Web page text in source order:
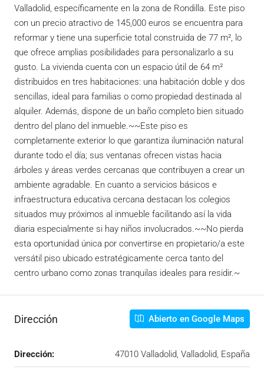
Valladolid, específicamente en la zona de Rondilla. Este piso
con un precio atractivo de 145,000 euros se encuentra para
reformar y tiene una superficie total construida de 77 m², lo
que ofrece amplias posibilidades para personalizarlo a su
gusto. La vivienda cuenta con un espacio útil de 64 m²
distribuidos en tres habitaciones: una habitación doble y dos
sencillas, ideal para familias o como propiedad destinada al
alquiler. Además, dispone de un baño completo bien situado
dentro del plano del inmueble.~~Este piso es
completamente exterior lo que garantiza iluminación natural
durante todo el día; sus ventanas ofrecen vistas hacia
árboles y áreas verdes cercanas que contribuyen a crear un
ambiente agradable. En cuanto a servicios básicos e
infraestructura educativa cercana destacan los colegios
situados muy próximos al inmueble facilitando así la vida
diaria especialmente si hay niños involucrados.~~No pierda
esta oportunidad única por convertirse en propietario/a este
versátil piso ubicado estratégicamente cerca tanto del
centro urbano como zonas tranquilas ideales para residir.~
Dirección Abierto en Google Maps
Dirección: 47010 Valladolid, Valladolid, España